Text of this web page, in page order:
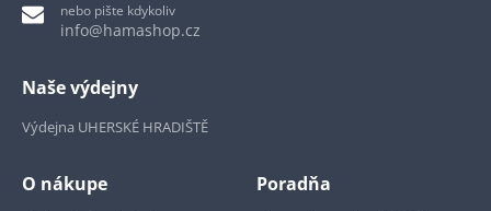
nebo pište kdykoliv
info@hamashop.cz
Naše výdejny
Výdejna UHERSKÉ HRADIŠTĚ
O nákupe Poradňa